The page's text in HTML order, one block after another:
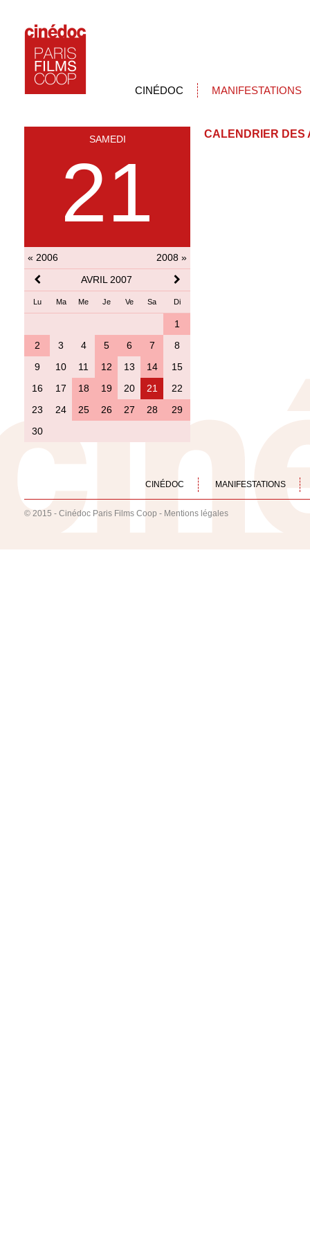
CINÉDOC MANIFESTATIONS
SAMEDI
21
« 2006
2008 »
AVRIL 2007
Lu Ma Me Je Ve Sa Di
1
2
3 4 5 6 7
8
9
10 11 12 13 14
15
16
17 18 19 20 21
22
23
24 25 26 27 28
29
30
CALENDRIER DES
CINÉDOC MANIFESTATIONS
© 2015 - Cinédoc Paris Films Coop - Mentions légales